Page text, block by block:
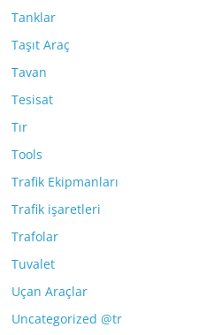
Tanklar
Taşıt Araç
Tavan
Tesisat
Tır
Tools
Trafik Ekipmanları
Trafik işaretleri
Trafolar
Tuvalet
Uçan Araçlar
Uncategorized @tr